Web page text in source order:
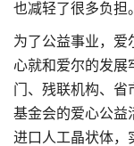
也减轻了很多负担。
为了公益事业，爱
心就和爱尔的发展
门、残联机构、省
基金会的爱心公益
进口人工晶状体，